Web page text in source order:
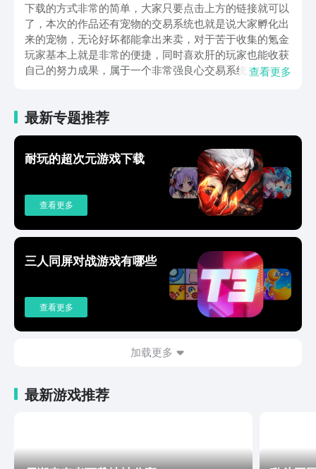
下载的方式非常的简单，大家只要点击上方的链接就可以
了，本次的作品还有宠物的交易系统也就是说大家孵化出
来的宠物，无论好坏都能拿出来卖，对于苦于收集的氪金
玩家基本上就是非常的便捷，同时喜欢肝的玩家也能收获
自己的努力成果，属于一个非常强良心交易系统。游玩的
时还能收获满满的成就感可以说游玩起来异常的流畅轻
松。大多数游戏当中对于大家来说氪金是必要的，因为氪
金为各位带来非常多的奖励，但是这款作品中，即使大家
不氪金也能提升vip的等级收获福利，减轻了各位一定要
氪一点才能玩的压力。御兽岛下载地址在哪里现在各位是
否都清楚了呢，下载的地址就是这些，对于各位来说也是
非常好获取的，并且给安全可靠，等正式推出大家一定是
查看更多
最新专题推荐
耐玩的超次元游戏下载
查看更多
三人同屏对战游戏有哪些
查看更多
加载更多
最新游戏推荐